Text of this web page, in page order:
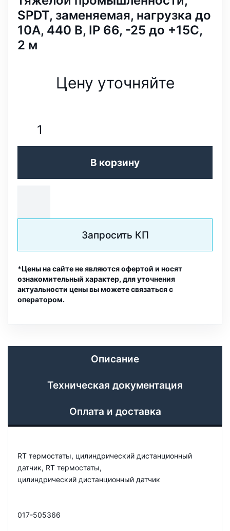
SPDT, заменяемая, нагрузка до
10А, 440 В, IP 66, -25 до +15С,
2 м
Цену уточняйте
В корзину
Запросить КП
*Цены на сайте не являются офертой и носят
ознакомительный характер, для уточнения
актуальности цены вы можете связаться с
оператором.
Описание
Техническая документация
Оплата и доставка
RT термостаты, цилиндрический дистанционный
датчик, RT термостаты,
цилиндрический дистанционный датчик
017-505366